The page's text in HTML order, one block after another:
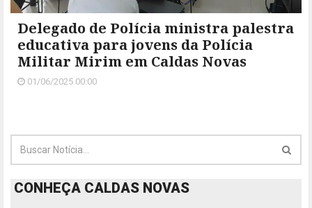
Delegado de Polícia ministra palestra
educativa para jovens da Polícia
Militar Mirim em Caldas Novas
01/06/2025 00:00
CONHEÇA CALDAS NOVAS